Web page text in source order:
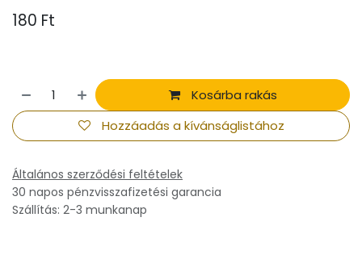
180 Ft
Kosárba rakás
Hozzáadás a kívánságlistához
Általános szerződési feltételek
30 napos pénzvisszafizetési garancia
Szállítás: 2-3 munkanap